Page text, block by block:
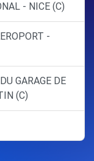
- NICE (C)
-
GARAGE DE
(C)